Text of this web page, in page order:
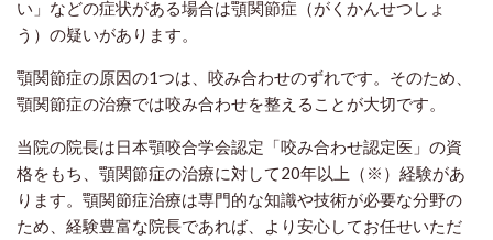
い」などの症状がある場合は顎関節症（がくかんせつしょ
う）の疑いがあります。
顎関節症の原因の1つは、咬み合わせのずれです。そのため、
顎関節症の治療では咬み合わせを整えることが大切です。
当院の院長は日本顎咬合学会認定「咬み合わせ認定医」の資
格をもち、顎関節症の治療に対して20年以上（※）経験があ
ります。顎関節症治療は専門的な知識や技術が必要な分野の
ため、経験豊富な院長であれば、より安心してお任せいただ